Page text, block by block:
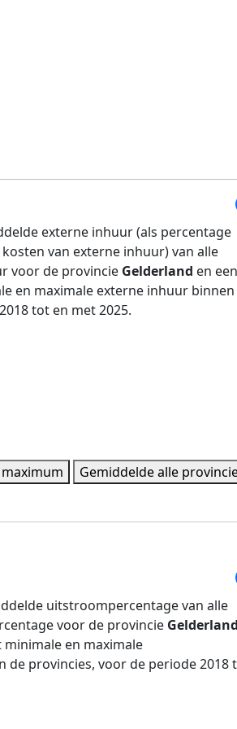
externe inhuur (als percentage
van externe inhuur) van alle
voor de provincie Gelderland en een
en maximale externe inhuur
tot en met 2025.
Gemiddelde alle
34,1%
20,8%
32,0%
19,5%
34,6%
17,2%
uitstroompercentage van alle
voor de provincie Gelderland
en maximale
provincies, voor de periode 2018